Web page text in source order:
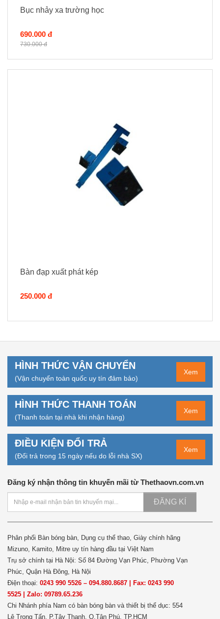
Bục nhảy xa trường học
690.000 đ
730.000 đ
Bàn đạp xuất phát kép
250.000 đ
HÌNH THỨC VẬN CHUYỂN
(Vận chuyển toàn quốc uy tín đảm bảo)
Xem
HÌNH THỨC THANH TOÁN
(Thanh toán tại nhà khi nhận hàng)
Xem
ĐIỀU KIỆN ĐỔI TRẢ
(Đổi trả trong 15 ngày nếu do lỗi nhà SX)
Xem
Đăng ký nhận thông tin khuyến mãi từ Thethaovn.com.vn
ĐĂNG KÍ
Phân phối Bàn bóng bàn, Dụng cụ thể thao, Giày chính hãng
Mizuno, Kamito, Mitre uy tín hàng đầu tại Việt Nam
Trụ sở chính tại Hà Nội: Số 84 Đường Vạn Phúc, Phường Vạn
Phúc, Quận Hà Đông, Hà Nội
Điện thoại: 0243 990 5526 – 094.880.8687 | Fax: 0243 990
5525 | Zalo: 09789.65.236
Chi Nhánh phía Nam có bàn bóng bàn và thiết bị thể dục: 554
Lê Trọng Tấn, P.Tây Thạnh, Q.Tân Phú, TP.HCM